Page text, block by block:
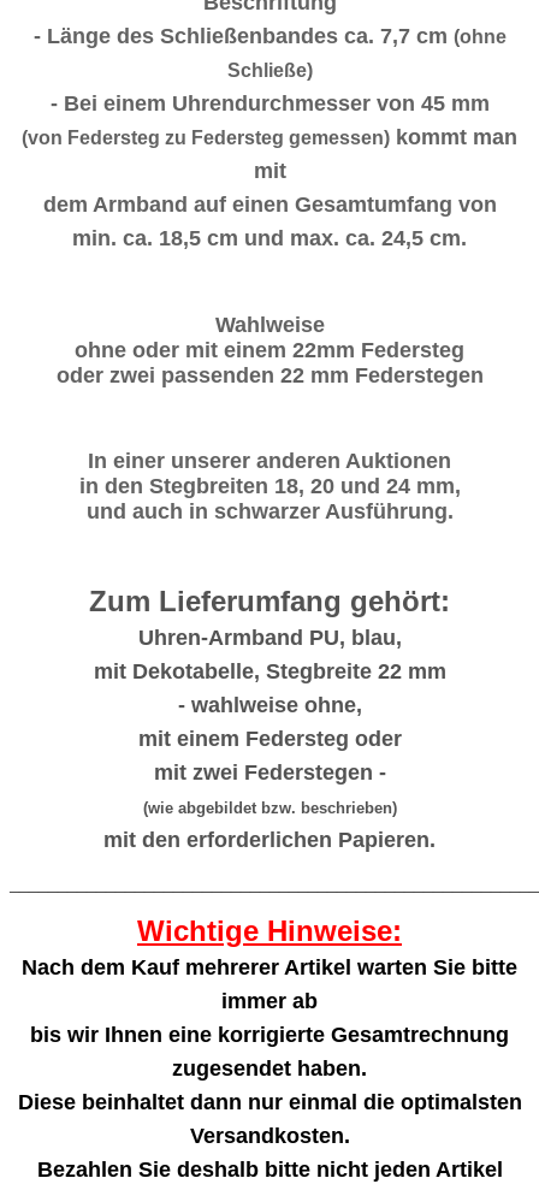
- Länge des Schließenbandes ca. 7,7 cm (ohne
Schließe)
- Bei einem Uhrendurchmesser von 45 mm
(von Federsteg zu Federsteg gemessen) kommt man
mit
dem Armband auf einen Gesamtumfang von
min. ca. 18,5 cm und max. ca. 24,5 cm.
Wahlweise
ohne oder mit einem 22mm Federsteg
oder zwei passenden 22 mm Federstegen
In einer unserer anderen Auktionen
in den Stegbreiten 18, 20 und 24 mm,
und auch in schwarzer Ausführung.
Zum Lieferumfang gehört:
Uhren-Armband PU, blau,
mit Dekotabelle, Stegbreite 22 mm
- wahlweise ohne,
mit einem Federsteg oder
mit zwei Federstegen -
(wie abgebildet bzw. beschrieben)
mit den erforderlichen Papieren.
Wichtige Hinweise:
Nach dem Kauf mehrerer Artikel warten Sie bitte
immer ab
bis wir Ihnen eine korrigierte Gesamtrechnung
zugesendet haben.
Diese beinhaltet dann nur einmal die optimalsten
Versandkosten.
Bezahlen Sie deshalb bitte nicht jeden Artikel